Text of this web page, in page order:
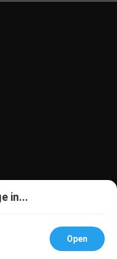
in...
Open